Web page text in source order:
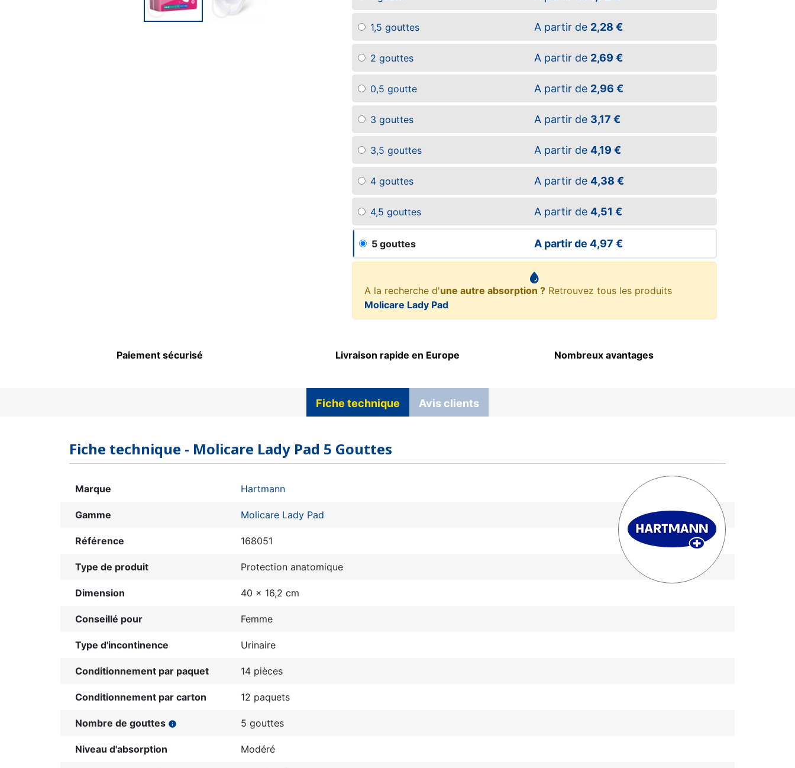
1,5 gouttes A partir de 2,28 €
2 gouttes A partir de 2,69 €
0,5 goutte A partir de 2,96 €
3 gouttes A partir de 3,17 €
3,5 gouttes A partir de4,19 €
4 gouttes A partir de4,38 €
4,5 gouttes A partir de4,51 €
5 gouttes A partir de4,97 €
A la recherche d'une autre absorption ?Retrouvez tous les produits
Molicare Lady Pad
Paiement sécurisé Livraison rapide en Europe Nombreux avantages
Fiche technique Avis clients
Fiche technique - Molicare Lady Pad 5 Gouttes
Marque Hartmann
Gamme Molicare Lady Pad
Référence 168051
Type de produit Protection anatomique
Dimension 40 x 16,2 cm
Conseillé pour Femme
Type d'incontinence Urinaire
Conditionnement par paquet 14 pièces
Conditionnement par carton 12 paquets
Nombre de gouttes info 5 gouttes
Niveau d'absorption Modéré